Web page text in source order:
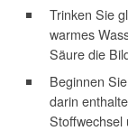
Trinken Sie
warmes
Säure die
Beginnen
darin
Stoffwechsel